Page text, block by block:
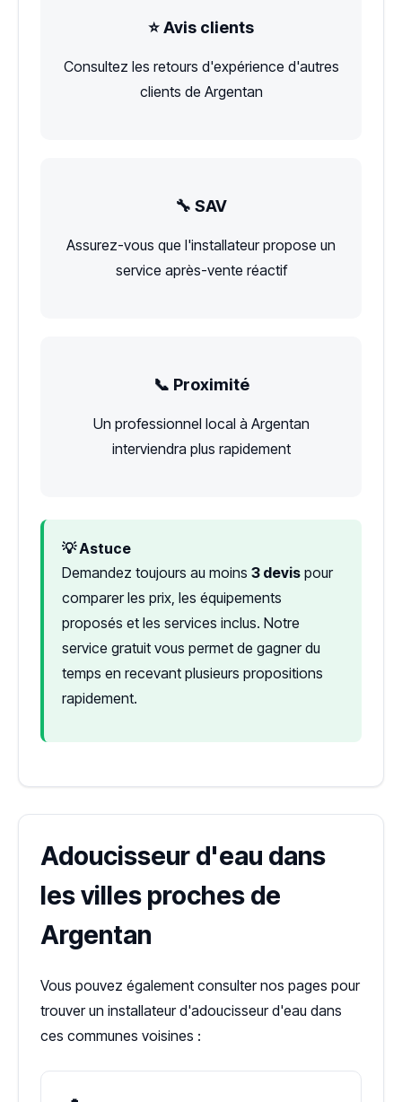
⭐ Avis clients
Consultez les retours d'expérience d'autres
clients de Argentan
🔧 SAV
Assurez-vous que l'installateur propose un
service après-vente réactif
📞 Proximité
Un professionnel local à Argentan
interviendra plus rapidement
💡 Astuce
Demandez toujours au moins 3 devis pour
comparer les prix, les équipements
proposés et les services inclus. Notre
service gratuit vous permet de gagner du
temps en recevant plusieurs propositions
rapidement.
Adoucisseur d'eau dans
les villes proches de
Argentan
Vous pouvez également consulter nos pages pour
trouver un installateur d'adoucisseur d'eau dans
ces communes voisines :